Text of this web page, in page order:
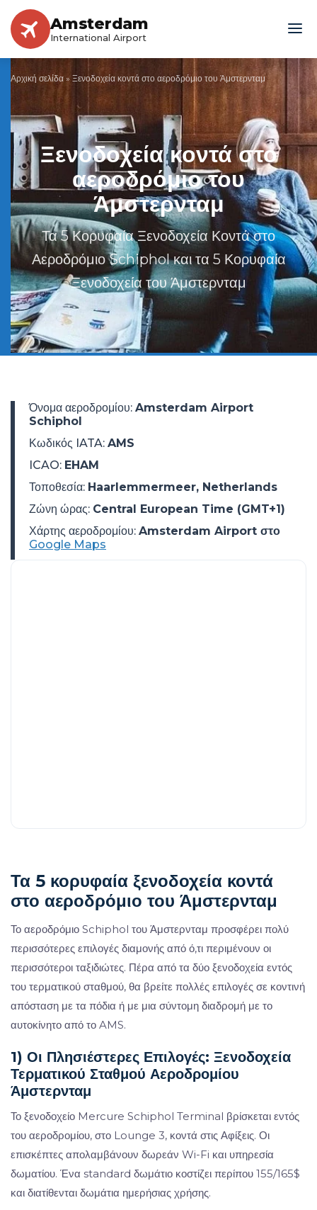
Amsterdam
International Airport
Αρχική σελίδα » Ξενοδοχεία κοντά στο αεροδρόμιο του Άμστερνταμ
Ξενοδοχεία κοντά στο
αεροδρόμιο του
Άμστερνταμ
Τα 5 Κορυφαία Ξενοδοχεία Κοντά στο
Αεροδρόμιο Schiphol και τα 5 Κορυφαία
Ξενοδοχεία του Άμστερνταμ
Τα 5 κορυφαία ξενοδοχεία κοντά
στο αεροδρόμιο του Άμστερνταμ
Το αεροδρόμιο Schiphol του Άμστερνταμ προσφέρει πολύ
περισσότερες επιλογές διαμονής από ό,τι περιμένουν οι
περισσότεροι ταξιδιώτες. Πέρα από τα δύο ξενοδοχεία εντός
του τερματικού σταθμού, θα βρείτε πολλές επιλογές σε κοντινή
απόσταση με τα πόδια ή με μια σύντομη διαδρομή με το
αυτοκίνητο από το AMS.
1) Οι Πλησιέστερες Επιλογές: Ξενοδοχεία
Τερματικού Σταθμού Αεροδρομίου
Άμστερνταμ
Το ξενοδοχείο Mercure Schiphol Terminal βρίσκεται εντός
του αεροδρομίου, στο Lounge 3, κοντά στις Αφίξεις. Οι
επισκέπτες απολαμβάνουν δωρεάν Wi-Fi και υπηρεσία
δωματίου. Ένα standard δωμάτιο κοστίζει περίπου 155/165$
και διατίθενται δωμάτια ημερήσιας χρήσης.
Όνομα αεροδρομίου: Amsterdam Airport
Schiphol
Κωδικός IATA: AMS
ICAO: EHAM
Τοποθεσία: Haarlemmermeer, Netherlands
Ζώνη ώρας: Central European Time (GMT+1)
Χάρτης αεροδρομίου: Amsterdam Airport στο
Google Maps